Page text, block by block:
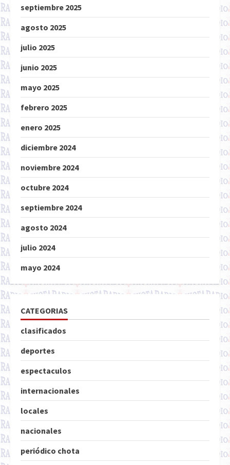
septiembre 2025
agosto 2025
julio 2025
junio 2025
mayo 2025
febrero 2025
enero 2025
diciembre 2024
noviembre 2024
octubre 2024
septiembre 2024
agosto 2024
julio 2024
mayo 2024
CATEGORIAS
clasificados
deportes
espectaculos
internacionales
locales
nacionales
periódico chota